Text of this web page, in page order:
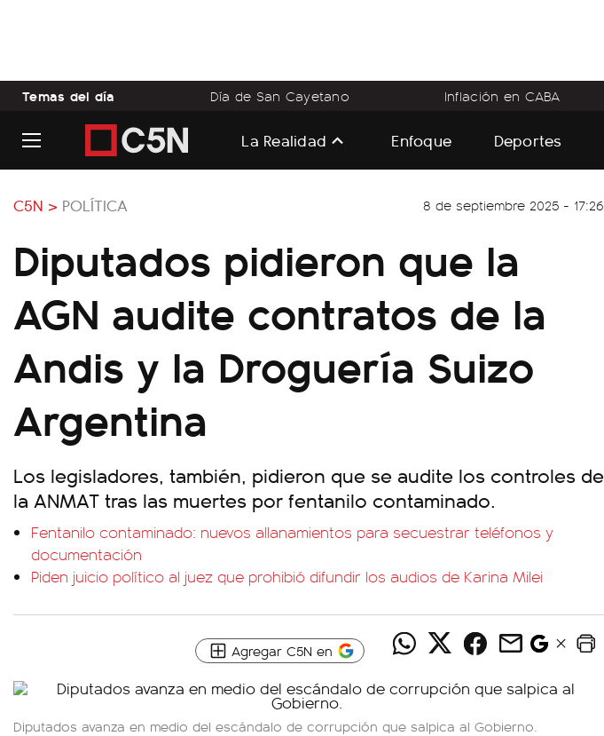
Temas del día Día de San Cayetano Inflación en CABA
La Realidad Enfoque Deportes
C5N > POLÍTICA 8 de septiembre 2025 - 17:26
Diputados pidieron que la
AGN audite contratos de la
Andis y la Droguería Suizo
Argentina
Los legisladores, también, pidieron que se audite los controles de
la ANMAT tras las muertes por fentanilo contaminado.
Fentanilo contaminado: nuevos allanamientos para secuestrar teléfonos y
documentación
Piden juicio político al juez que prohibió difundir los audios de Karina Milei
Agregar C5N en
Diputados avanza en medio del escándalo de corrupción que salpica al Gobierno.